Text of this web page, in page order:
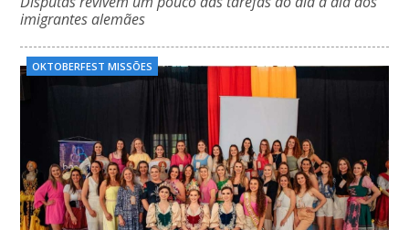
imigrantes alemães
OKTOBERFEST MISSÕES